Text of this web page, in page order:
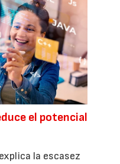
el potencial
la escasez